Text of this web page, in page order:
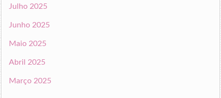
Julho 2025
Junho 2025
Maio 2025
Abril 2025
Março 2025